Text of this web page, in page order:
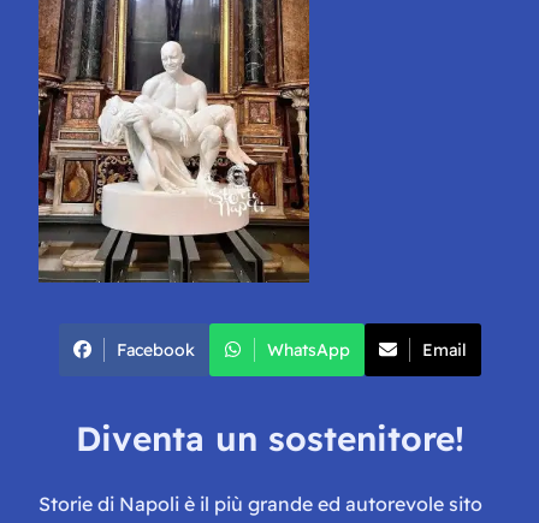
Facebook WhatsApp Email
Diventa un sostenitore!
Storie di Napoli è il più grande ed autorevole sito